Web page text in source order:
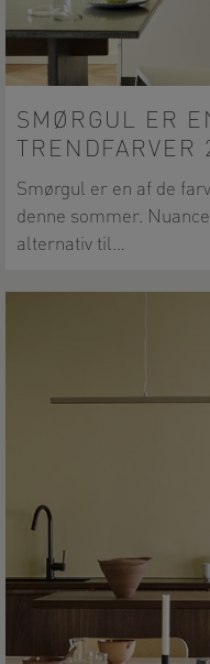
SMØRGUL ER
TRENDFARVER
Smørgul er en af de
denne sommer.
alternativ til…